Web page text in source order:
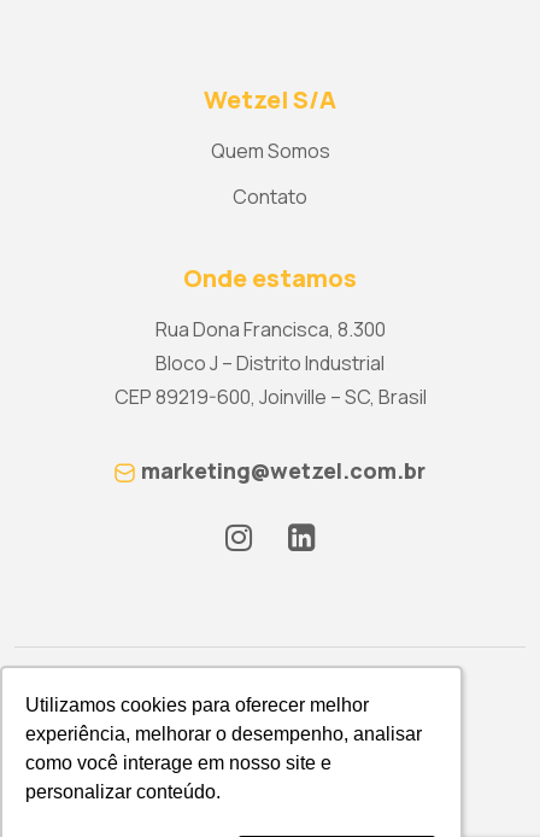
Utilizamos cookies para oferecer melhor
experiência, melhorar o desempenho, analisar
como você interage em nosso site e
personalizar conteúdo.
Utilizamos cookies para oferecer melhor
experiência, melhorar o desempenho, analisar
como você interage em nosso site e
personalizar conteúdo.
Wetzel S/A
Quem Somos
Contato
Onde estamos
Rua Dona Francisca, 8.300
Bloco J – Distrito Industrial
CEP 89219-600, Joinville – SC, Brasil
marketing@wetzel.com.br
Política de Privacidade